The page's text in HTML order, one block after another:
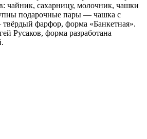
чайник, сахарницу, молочник, чашки
подарочные пары — чашка с
фарфор, форма «Банкетная».
Русаков, форма разработана